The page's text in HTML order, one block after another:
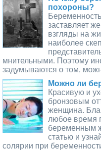
похороны?
заставляет
взгляды на
наиболее
мнительными. Поэтому
задумываются о том,
Можно ли
Красивую и
бронзовым
женщина.
любое время
беременным
статью и
солярии при